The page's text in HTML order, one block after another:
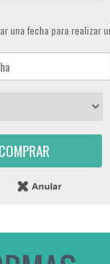
una fecha para realizar